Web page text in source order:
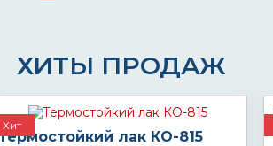
ХИТЫ ПРОДАЖ
Хит
лак КО-815